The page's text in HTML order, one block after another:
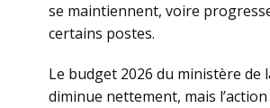
se maintiennent, voire
certains postes.
Le budget 2026 du ministère de
diminue nettement, mais